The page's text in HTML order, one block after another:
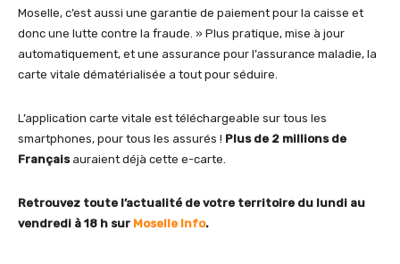
Moselle, c’est aussi une garantie de paiement pour la caisse et
donc une lutte contre la fraude. » Plus pratique, mise à jour
automatiquement, et une assurance pour l’assurance maladie, la
carte vitale dématérialisée a tout pour séduire.
L’application carte vitale est téléchargeable sur tous les
smartphones, pour tous les assurés ! Plus de 2 millions de
Françaisauraient déjà cette e-carte.
Retrouvez toute l’actualité de votre territoire du lundi au
vendredi à 18 h sur Moselle Info.